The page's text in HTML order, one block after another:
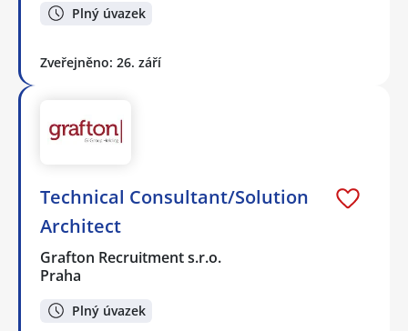
Plný úvazek
Zveřejněno: 26. září
Technical Consultant/Solution
Architect
Grafton Recruitment s.r.o.
Praha
Plný úvazek